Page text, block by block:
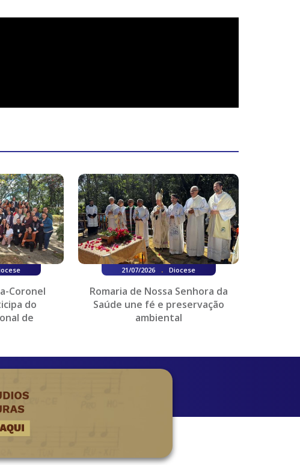
Coronel
do
de
21/07/2026 . Diocese
Romaria de Nossa Senhora da
Saúde une fé e preservação
ambiental